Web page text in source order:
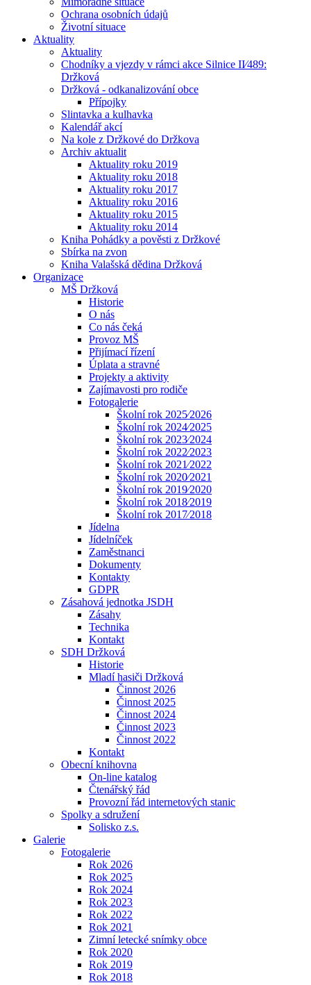
Ochrana osobních údajů
Životní situace
Aktuality
Aktuality
Chodníky a vjezdy v rámci akce Silnice II⁄489:
Držková
Držková - odkanalizování obce
Přípojky
Slintavka a kulhavka
Kalendář akcí
Na kole z Držkové do Držkova
Archiv aktualit
Aktuality roku 2019
Aktuality roku 2018
Aktuality roku 2017
Aktuality roku 2016
Aktuality roku 2015
Aktuality roku 2014
Kniha Pohádky a pověsti z Držkové
Sbírka na zvon
Kniha Valašská dědina Držková
Organizace
MŠ Držková
Historie
O nás
Co nás čeká
Provoz MŠ
Přijímací řízení
Úplata a stravné
Projekty a aktivity
Zajímavosti pro rodiče
Fotogalerie
Školní rok 2025⁄2026
Školní rok 2024⁄2025
Školní rok 2023⁄2024
Školní rok 2022⁄2023
Školní rok 2021⁄2022
Školní rok 2020⁄2021
Školní rok 2019⁄2020
Školní rok 2018⁄2019
Školní rok 2017⁄2018
Jídelna
Jídelníček
Zaměstnanci
Dokumenty
Kontakty
GDPR
Zásahová jednotka JSDH
Zásahy
Technika
Kontakt
SDH Držková
Historie
Mladí hasiči Držková
Činnost 2026
Činnost 2025
Činnost 2024
Činnost 2023
Činnost 2022
Kontakt
Obecní knihovna
On-line katalog
Čtenářský řád
Provozní řád internetových stanic
Spolky a sdružení
Solisko z.s.
Galerie
Fotogalerie
Rok 2026
Rok 2025
Rok 2024
Rok 2023
Rok 2022
Rok 2021
Zimní letecké snímky obce
Rok 2020
Rok 2019
Rok 2018